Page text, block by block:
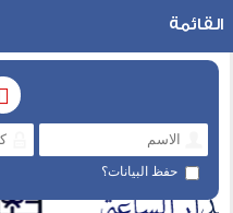
حفظ البيانات؟
القائمة